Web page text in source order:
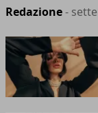
Redazione-